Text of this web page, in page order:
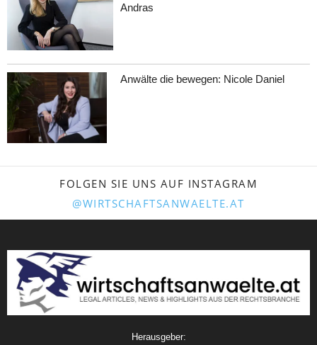
Andras
Anwälte die bewegen: Nicole Daniel
FOLGEN SIE UNS AUF INSTAGRAM
@WIRTSCHAFTSANWAELTE.AT
Herausgeber: